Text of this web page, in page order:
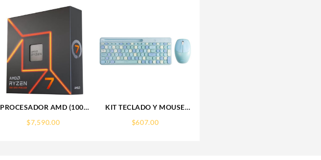
PROCESADOR AMD (100-
7700X S-AM5, 8 CORE 4.5
$7,590.00
KIT TECLADO Y MOUSE
(AC-935197) CREATOR
$607.00